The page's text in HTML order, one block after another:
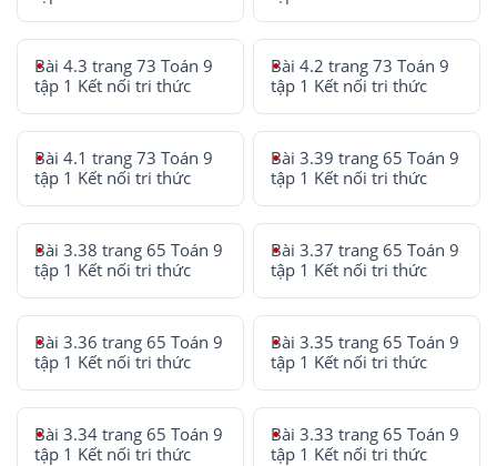
Bài 4.3 trang 73 Toán 9
tập 1 Kết nối tri thức
Bài 4.2 trang 73 Toán 9
tập 1 Kết nối tri thức
Bài 4.1 trang 73 Toán 9
tập 1 Kết nối tri thức
Bài 3.39 trang 65 Toán 9
tập 1 Kết nối tri thức
Bài 3.38 trang 65 Toán 9
tập 1 Kết nối tri thức
Bài 3.37 trang 65 Toán 9
tập 1 Kết nối tri thức
Bài 3.36 trang 65 Toán 9
tập 1 Kết nối tri thức
Bài 3.35 trang 65 Toán 9
tập 1 Kết nối tri thức
Bài 3.34 trang 65 Toán 9
tập 1 Kết nối tri thức
Bài 3.33 trang 65 Toán 9
tập 1 Kết nối tri thức